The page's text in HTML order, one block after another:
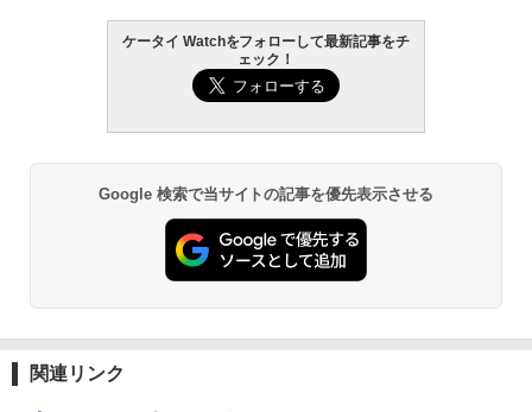
ケータイ Watchをフォローして最新記事をチ
ェック！
Google 検索で当サイトの記事を優先表示させる
関連リンク